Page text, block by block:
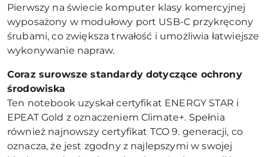
Pierwszy na świecie komputer klasy komercyjnej
wyposażony w modułowy port USB-C przykręcony
śrubami, co zwiększa trwałość i umożliwia łatwiejsze
wykonywanie napraw.
Coraz surowsze standardy dotyczące ochrony
środowiska
Ten notebook uzyskał certyfikat ENERGY STAR i
EPEAT Gold z oznaczeniem Climate+. Spełnia
również najnowszy certyfikat TCO 9. generacji, co
oznacza, że jest zgodny z najlepszymi w swojej